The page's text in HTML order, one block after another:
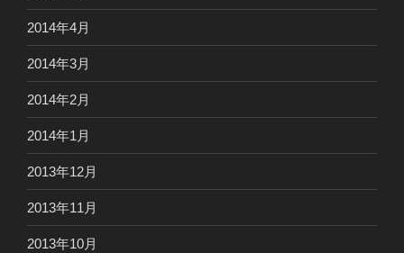
2014年4月
2014年3月
2014年2月
2014年1月
2013年12月
2013年11月
2013年10月